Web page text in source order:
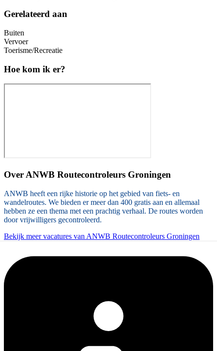
Gerelateerd aan
Buiten
Vervoer
Toerisme/Recreatie
Hoe kom ik er?
Over ANWB Routecontroleurs Groningen
ANWB heeft een rijke historie op het gebied van fiets- en
wandelroutes. We bieden er meer dan 400 gratis aan en allemaal
hebben ze een thema met een prachtig verhaal. De routes worden
door vrijwilligers gecontroleerd.
Bekijk meer vacatures van ANWB Routecontroleurs Groningen